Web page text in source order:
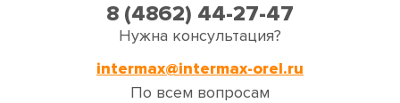
8 (4862) 44-27-47
Нужна консультация?
intermax@intermax-orel.ru
По всем вопросам